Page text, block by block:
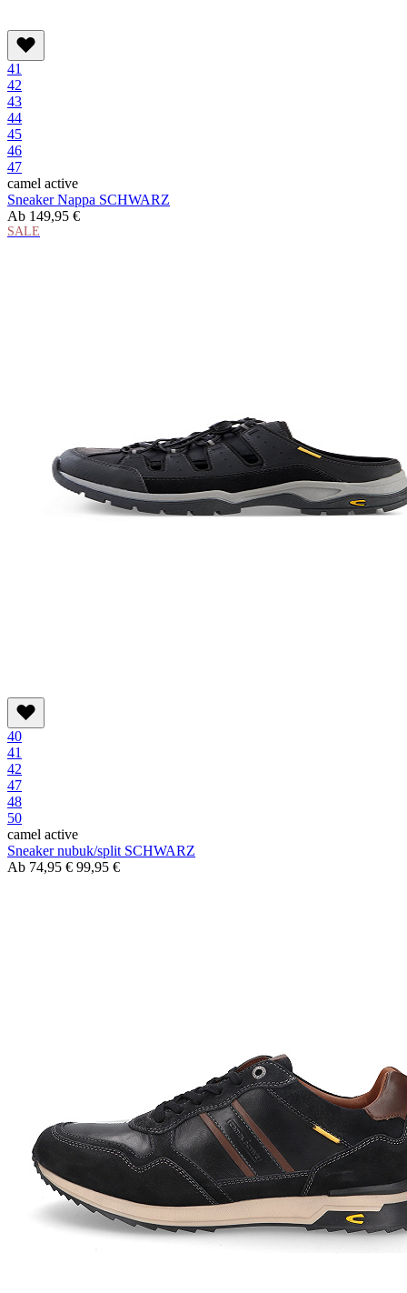
41
42
43
44
45
46
47
camel active
Sneaker Nappa SCHWARZ
Ab 149,95 €
SALE
40
41
42
47
48
50
camel active
Sneaker nubuk/split SCHWARZ
Ab 74,95 € 99,95 €